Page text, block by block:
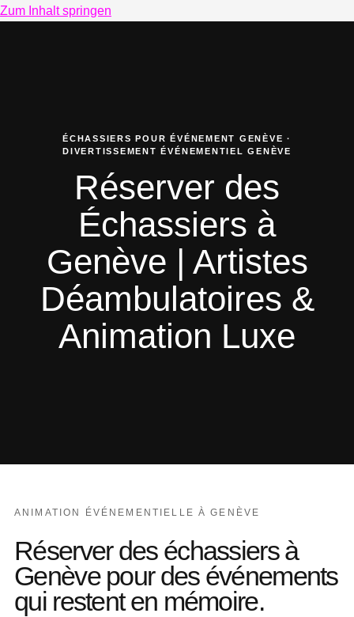
Zum Inhalt springen
ÉCHASSIERS POUR ÉVÉNEMENT GENÈVE ·
DIVERTISSEMENT ÉVÉNEMENTIEL GENÈVE
Réserver des
Échassiers à
Genève | Artistes
Déambulatoires &
Animation Luxe
ANIMATION ÉVÉNEMENTIELLE À GENÈVE
Réserver des échassiers à
Genève pour des événements
qui restent en mémoire.